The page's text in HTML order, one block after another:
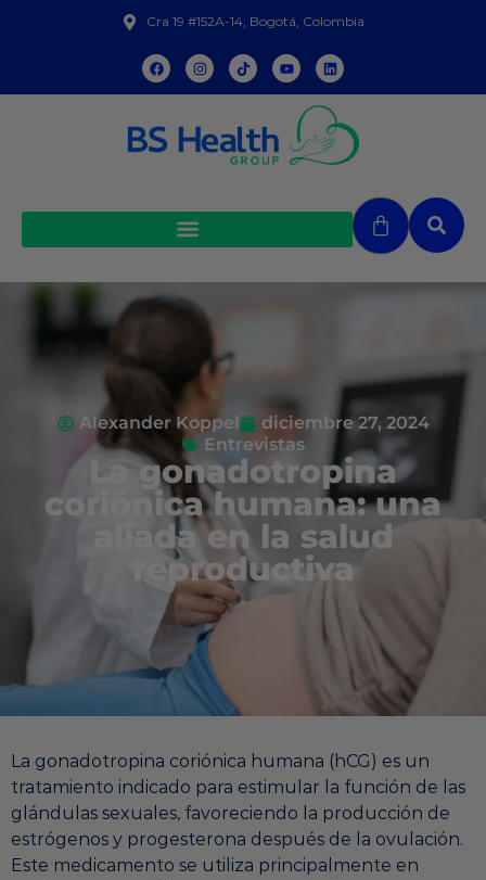
Cra 19 #152A-14, Bogotá, Colombia
Alexander Koppel
diciembre 27, 2024
Entrevistas
La gonadotropina
coriónica humana: una
aliada en la salud
reproductiva
La gonadotropina coriónica humana (hCG) es un
tratamiento indicado para estimular la función de las
glándulas sexuales, favoreciendo la producción de
estrógenos y progesterona después de la ovulación.
Este medicamento se utiliza principalmente en